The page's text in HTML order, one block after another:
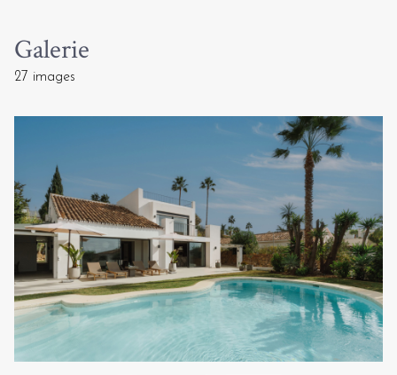
Galerie
27 images